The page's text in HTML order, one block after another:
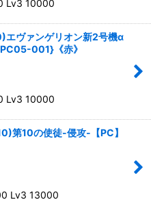
Lv3 10000
エヴァンゲリオン新2号機α
001}《赤》
Lv3 10000
第10の使徒-侵攻-【PC】
Lv3 13000